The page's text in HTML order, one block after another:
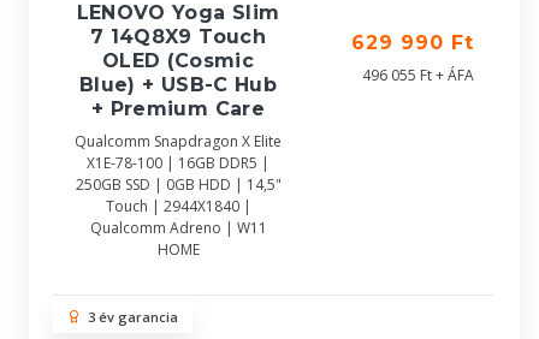
LENOVO Yoga Slim
7 14Q8X9 Touch
OLED (Cosmic
Blue) + USB-C Hub
+ Premium Care
Qualcomm Snapdragon X Elite
X1E-78-100 | 16GB DDR5 |
250GB SSD | 0GB HDD | 14,5"
Touch | 2944X1840 |
Qualcomm Adreno | W11
HOME
629 990 Ft
496 055 Ft + ÁFA
3 év garancia